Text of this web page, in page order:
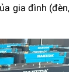
gia đình